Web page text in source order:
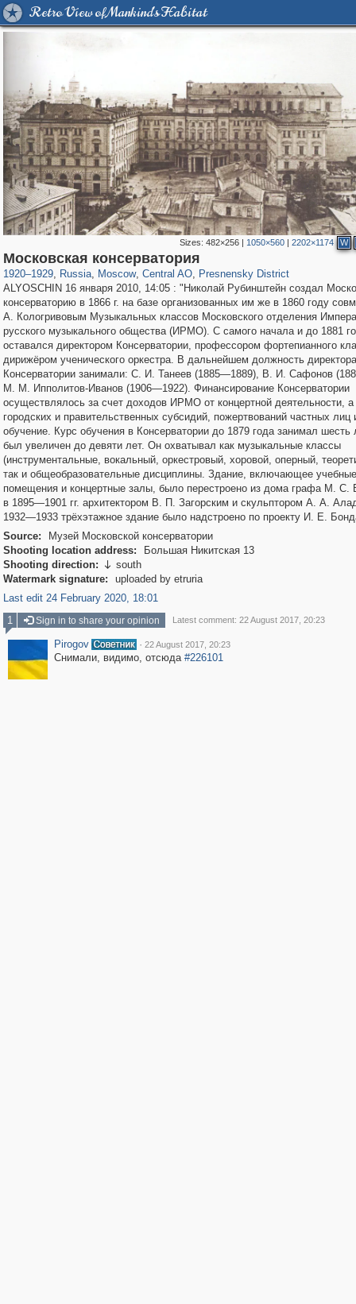
Retro View of Mankind's Habitat
Sizes:482×256 | 1050×560 |2202×1174 W
Московская консерватория
1920–1929, Russia
1,407,328 29,248
, Moscow
319,882 8,286
, Central AO
160,021 5,916
, Presnensky District
13,345
ALYOSCHIN 16 января 2010, 14:05 : "Николай Рубинштейн создал
консерваторию в 1866 г. на базе организованных им же в 1860 году
А. Кологривовым Музыкальных классов Московского отделения
русского музыкального общества (ИРМО). С самого начала и до 1881
оставался директором Консерватории, профессором фортепианного
дирижёром ученического оркестра. В дальнейшем должность директора
Консерватории занимали: С. И. Танеев (1885—1889), В. И. Сафонов
М. М. Ипполитов-Иванов (1906—1922). Финансирование Консерватории
осуществлялось за счет доходов ИРМО от концертной деятельности, а
городских и правительственных субсидий, пожертвований частных лиц
обучение. Курс обучения в Консерватории до 1879 года занимал шесть
был увеличен до девяти лет. Он охватывал как музыкальные классы
(инструментальные, вокальный, оркестровый, хоровой, оперный,
так и общеобразовательные дисциплины. Здание, включающее учебные
помещения и концертные залы, было перестроено из дома графа М. С.
в 1895—1901 гг. архитектором В. П. Загорским и скульптором А. А.
1932—1933 трёхэтажное здание было надстроено по проекту И. Е.
Source:
Музей Московской консерватории
Shooting location address:
Большая Никитская 13
Shooting direction:  south
Watermark signature:
uploaded by etruria
Last edit 24 February 2020, 18:01
1
Sign in to share your opinion Latest comment: 22 August 2017, 20:23
Pirogov · 22 August 2017, 20:23
Снимали, видимо, отсюда #226101